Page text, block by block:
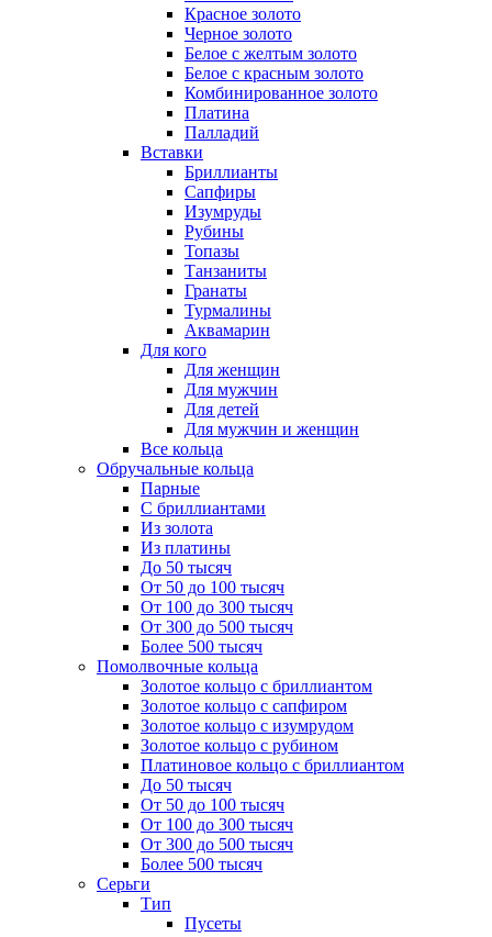
Красное золото
Черное золото
Белое с желтым золото
Белое с красным золото
Комбинированное золото
Платина
Палладий
Вставки
Бриллианты
Сапфиры
Изумруды
Рубины
Топазы
Танзаниты
Гранаты
Турмалины
Аквамарин
Для кого
Для женщин
Для мужчин
Для детей
Для мужчин и женщин
Все кольца
Обручальные кольца
Парные
С бриллиантами
Из золота
Из платины
До 50 тысяч
От 50 до 100 тысяч
От 100 до 300 тысяч
От 300 до 500 тысяч
Более 500 тысяч
Помолвочные кольца
Золотое кольцо с бриллиантом
Золотое кольцо с сапфиром
Золотое кольцо с изумрудом
Золотое кольцо с рубином
Платиновое кольцо с бриллиантом
До 50 тысяч
От 50 до 100 тысяч
От 100 до 300 тысяч
От 300 до 500 тысяч
Более 500 тысяч
Серьги
Тип
Пусеты